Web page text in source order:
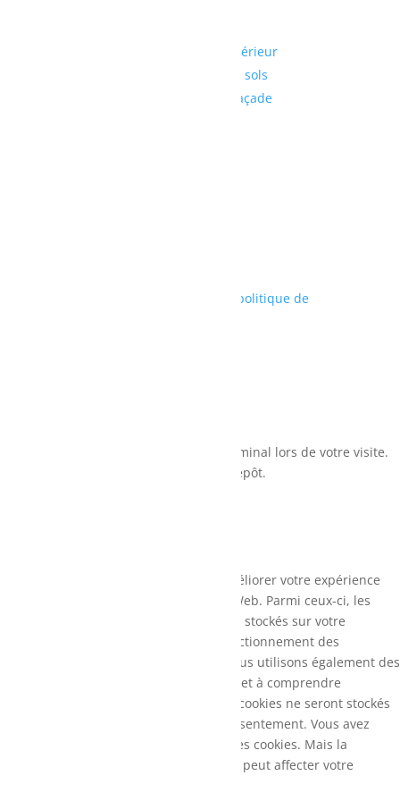
Aménagement intérieur
Revêtements de sols
Ravalement de façade
politique de
Ce site dépose des cookies sur votre terminal lors de votre visite.
Vous pouvez accepter ou refuser leur dépôt.
Ce site Web utilise des cookies pour améliorer votre expérience
pendant que vous naviguez sur le site Web. Parmi ceux-ci, les
cookies classés comme nécessaires sont stockés sur votre
navigateur car ils sont essentiels au fonctionnement des
fonctionnalités de base du site Web. Nous utilisons également des
cookies tiers qui nous aident à analyser et à comprendre
comment vous utilisez ce site Web. Ces cookies ne seront stockés
dans votre navigateur qu'avec votre consentement. Vous avez
également la possibilité de désactiver ces cookies. Mais la
désactivation de certains de ces cookies peut affecter votre